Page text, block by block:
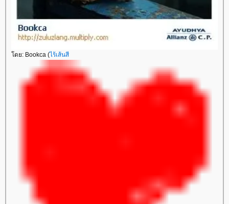
ดย: Bookca (ไร้เส้นสี